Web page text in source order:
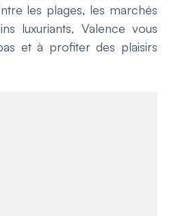
les plages, les marchés
luxuriants, Valence vous
et à profiter des plaisirs